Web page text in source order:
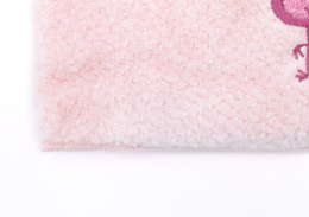
北海道・沖縄のお客様には一部送料のご負担をお
部除外品があります。